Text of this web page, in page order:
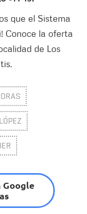
que el Sistema
Conoce la oferta
de Los
Google